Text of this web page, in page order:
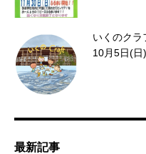
いくのク
10月5日(日)
最新記事